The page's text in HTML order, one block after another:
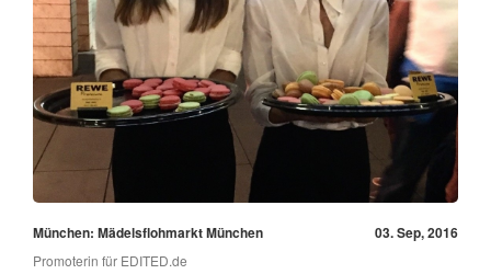
München: Mädelsflohmarkt München 03. Sep, 2016
Promoterin für EDITED.de